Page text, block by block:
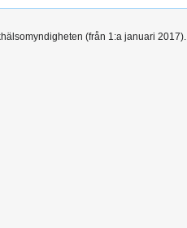
(från 1:a januari 2017).